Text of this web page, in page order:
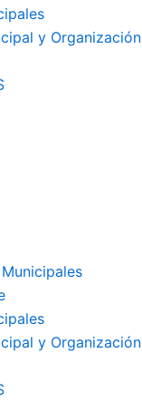
y Organización
y Organización